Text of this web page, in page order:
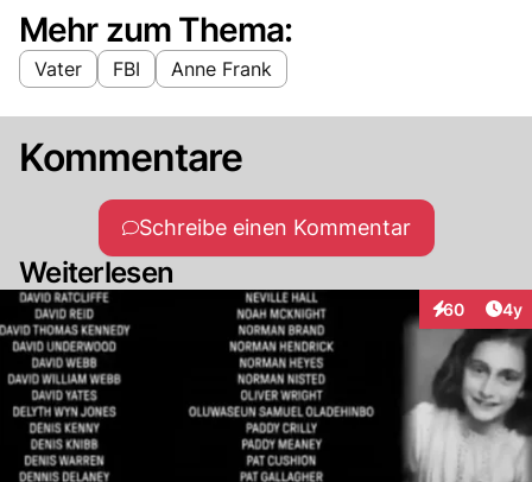
Mehr zum Thema:
Vater FBI Anne Frank
Kommentare
Schreibe einen Kommentar
Weiterlesen
60
Interaktionen
4y